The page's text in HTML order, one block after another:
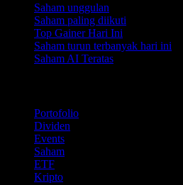
Saham unggulan
Saham paling diikuti
Top Gainer Hari Ini
Saham turun terbanyak hari ini
Saham AI Teratas
Portofolio
Dividen
Events
Saham
ETF
Kripto